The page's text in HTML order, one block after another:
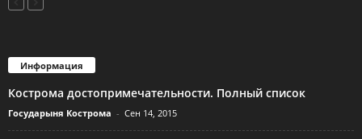
Информация
Кострома достопримечательности. Полный список
Государыня Кострома - Сен 14, 2015